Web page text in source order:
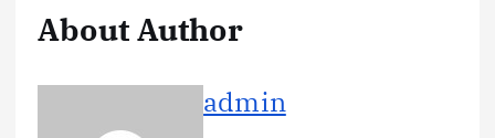
About Author
admin